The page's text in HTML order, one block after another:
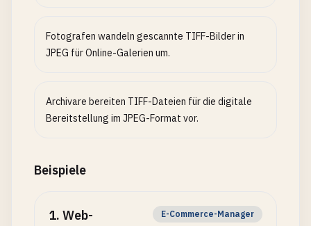
Fotografen wandeln gescannte TIFF-Bilder in
JPEG für Online-Galerien um.
Archivare bereiten TIFF-Dateien für die digitale
Bereitstellung im JPEG-Format vor.
Beispiele
1. Web-
E-Commerce-Manager